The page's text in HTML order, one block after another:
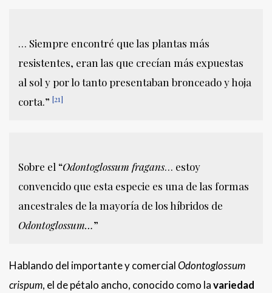
… Siempre encontré que las plantas más
resistentes, eran las que crecían más expuestas
al sol y por lo tanto presentaban bronceado y hoja
corta.” [21]
Sobre el “Odontoglossum fragans… estoy
convencido que esta especie es una de las formas
ancestrales de la mayoría de los híbridos de
Odontoglossum…”
Hablando del importante y comercialOdontoglossum
crispum, el de pétalo ancho, conocido como lavariedad